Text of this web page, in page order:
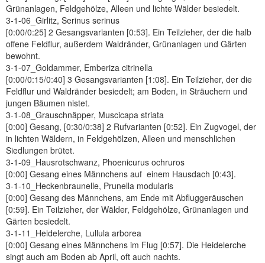
Grünanlagen, Feldgehölze, Alleen und lichte Wälder besiedelt.
3-1-06_Girlitz, Serinus serinus
[0:00/0:25] 2 Gesangsvarianten [0:53]. Ein Teilzieher, der die halb
offene Feldflur, außerdem Waldränder, Grünanlagen und Gärten
bewohnt.
3-1-07_Goldammer, Emberiza citrinella
[0:00/0:15/0:40] 3 Gesangsvarianten [1:08]. Ein Teilzieher, der die
Feldflur und Waldränder besiedelt; am Boden, in Sträuchern und
jungen Bäumen nistet.
3-1-08_Grauschnäpper, Muscicapa striata
[0:00] Gesang, [0:30/0:38] 2 Rufvarianten [0:52]. Ein Zugvogel, der
in lichten Wäldern, in Feldgehölzen, Alleen und menschlichen
Siedlungen brütet.
3-1-09_Hausrotschwanz, Phoenicurus ochruros
[0:00] Gesang eines Männchens auf einem Hausdach [0:43].
3-1-10_Heckenbraunelle, Prunella modularis
[0:00] Gesang des Männchens, am Ende mit Abfluggeräuschen
[0:59]. Ein Teilzieher, der Wälder, Feldgehölze, Grünanlagen und
Gärten besiedelt.
3-1-11_Heidelerche, Lullula arborea
[0:00] Gesang eines Männchens im Flug [0:57]. Die Heidelerche
singt auch am Boden ab April, oft auch nachts.